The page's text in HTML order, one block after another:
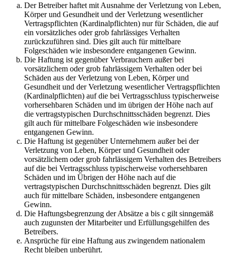
Der Betreiber haftet mit Ausnahme der Verletzung von Leben,
Körper und Gesundheit und der Verletzung wesentlicher
Vertragspflichten (Kardinalpflichten) nur für Schäden, die auf
ein vorsätzliches oder grob fahrlässiges Verhalten
zurückzuführen sind. Dies gilt auch für mittelbare
Folgeschäden wie insbesondere entgangenen Gewinn.
Die Haftung ist gegenüber Verbrauchern außer bei
vorsätzlichem oder grob fahrlässigem Verhalten oder bei
Schäden aus der Verletzung von Leben, Körper und
Gesundheit und der Verletzung wesentlicher Vertragspflichten
(Kardinalpflichten) auf die bei Vertragsschluss typischerweise
vorhersehbaren Schäden und im übrigen der Höhe nach auf
die vertragstypischen Durchschnittsschäden begrenzt. Dies
gilt auch für mittelbare Folgeschäden wie insbesondere
entgangenen Gewinn.
Die Haftung ist gegenüber Unternehmern außer bei der
Verletzung von Leben, Körper und Gesundheit oder
vorsätzlichem oder grob fahrlässigem Verhalten des Betreibers
auf die bei Vertragsschluss typischerweise vorhersehbaren
Schäden und im Übrigen der Höhe nach auf die
vertragstypischen Durchschnittsschäden begrenzt. Dies gilt
auch für mittelbare Schäden, insbesondere entgangenen
Gewinn.
Die Haftungsbegrenzung der Absätze a bis c gilt sinngemäß
auch zugunsten der Mitarbeiter und Erfüllungsgehilfen des
Betreibers.
Ansprüche für eine Haftung aus zwingendem nationalem
Recht bleiben unberührt.